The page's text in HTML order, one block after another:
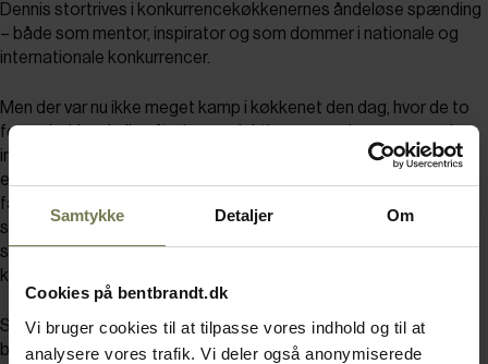
Samtykke Detaljer Om
Cookies på bentbrandt.dk
Vi bruger cookies til at tilpasse vores indhold og til at
analysere vores trafik. Vi deler også anonymiserede
Dennis stortrives i konkurrencekøkkenernes åndeløse spænding
– både som mentor, inspirator og som dommer i nationale og
internationale konkurrencer.
Men der var nu ikke meget kamp i køkkenet den dag, hvor de to
ferme kokke skulle efterleve redaktionens ønsker om en serie
inspirerende billeder af lækre sommerretter. For der var fuld
enighed om udgangspunktet: Respekt for sommerens
fantastiske råvarer, der er på sit højeste lige nu. Eksempelvis
spæde urter, jordbær, asparges, nye kartofler og lam – alt
sammen med masser af saftspændt smag og en tekstur, der
kræver nænsom, al dente tilberedning.
Så billederne er resultatet af fri leg i køkkenet – en leg, hvor
begge naturligvis vil være den bedste. Leg med, og lad dig